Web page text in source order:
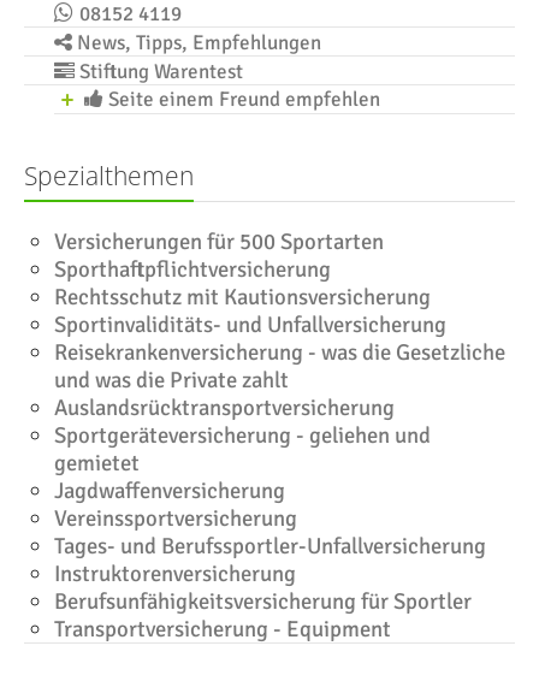
08152 4119
News, Tipps, Empfehlungen
Stiftung Warentest
Seite einem Freund empfehlen
Spezialthemen
Versicherungen für 500 Sportarten
Sporthaftpflichtversicherung
Rechtsschutz mit Kautionsversicherung
Sportinvaliditäts- und Unfallversicherung
Reisekrankenversicherung - was die Gesetzliche
und was die Private zahlt
Auslandsrücktransportversicherung
Sportgeräteversicherung - geliehen und
gemietet
Jagdwaffenversicherung
Vereinssportversicherung
Tages- und Berufssportler-Unfallversicherung
Instruktorenversicherung
Berufsunfähigkeitsversicherung für Sportler
Transportversicherung - Equipment